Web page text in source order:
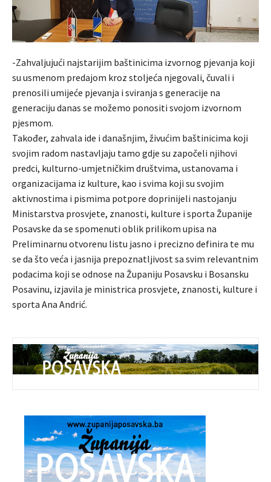
-Zahvaljujući najstarijim baštinicima izvornog pjevanja koji
su usmenom predajom kroz stoljeća njegovali, čuvali i
prenosili umijeće pjevanja i sviranja s generacije na
generaciju danas se možemo ponositi svojom izvornom
pjesmom.
Također, zahvala ide i današnjim, živućim baštinicima koji
svojim radom nastavljaju tamo gdje su započeli njihovi
predci, kulturno-umjetničkim društvima, ustanovama i
organizacijama iz kulture, kao i svima koji su svojim
aktivnostima i pismima potpore doprinijeli nastojanju
Ministarstva prosvjete, znanosti, kulture i sporta Županije
Posavske da se spomenuti oblik prilikom upisa na
Preliminarnu otvorenu listu jasno i precizno definira te mu
se da što veća i jasnija prepoznatljivost sa svim relevantnim
podacima koji se odnose na Županiju Posavsku i Bosansku
Posavinu, izjavila je ministrica prosvjete, znanosti, kulture i
sporta Ana Andrić.